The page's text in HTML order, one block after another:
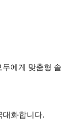
에게 맞춤형 솔
대화합니다.